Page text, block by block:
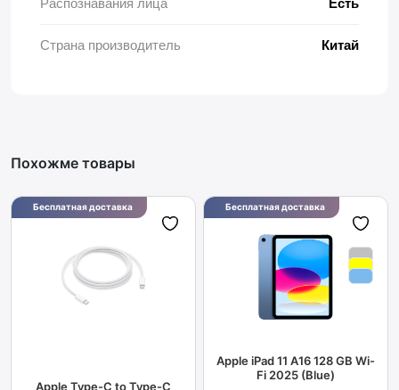
Распознавания лица Есть
Страна производитель Китай
Похожме товары
Apple Type-C to Type-C
Бесплатная доставка
Apple iPad 11 A16 128 GB Wi-
Fi 2025 (Blue)
Бесплатная доставка